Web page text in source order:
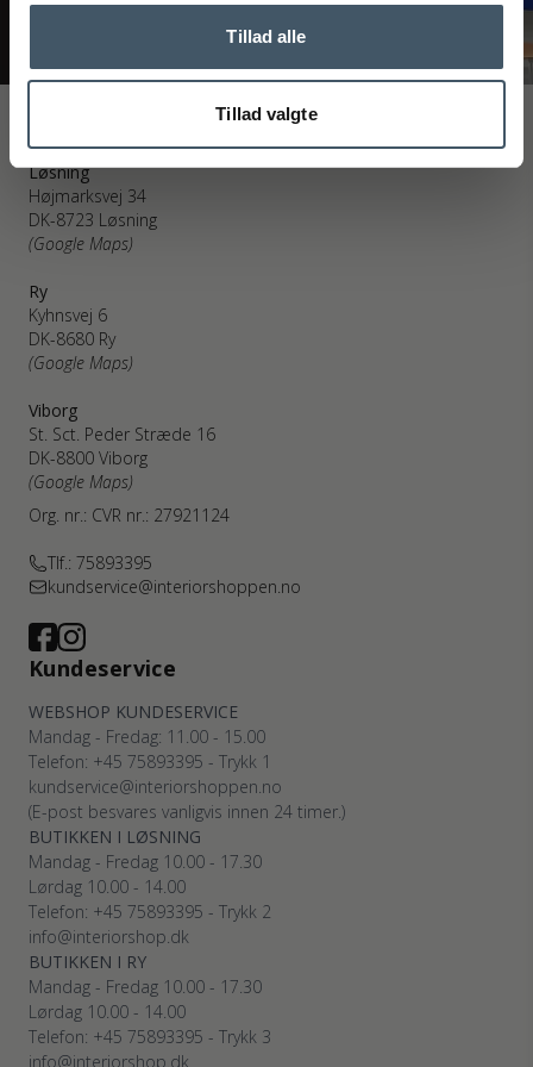
Tillad alle
Tillad valgte
Løsning
Højmarksvej 34
DK-8723 Løsning
(Google Maps)
Ry
Kyhnsvej 6
DK-8680 Ry
(Google Maps)
Viborg
St. Sct. Peder Stræde 16
DK-8800 Viborg
(Google Maps)
Org. nr.: CVR nr.: 27921124
Tlf.: 75893395
kundservice@interiorshoppen.no
Kundeservice
WEBSHOP KUNDESERVICE
Mandag - Fredag: 11.00 - 15.00
Telefon: +45 75893395 - Trykk 1
kundservice@interiorshoppen.no
(E-post besvares vanligvis innen 24 timer.)
BUTIKKEN I LØSNING
Mandag - Fredag 10.00 - 17.30
Lørdag 10.00 - 14.00
Telefon: +45 75893395 - Trykk 2
info@interiorshop.dk
BUTIKKEN I RY
Mandag - Fredag 10.00 - 17.30
Lørdag 10.00 - 14.00
Telefon: +45 75893395 - Trykk 3
info@interiorshop.dk